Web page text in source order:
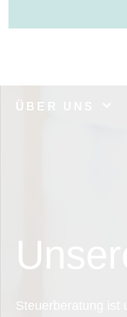
ÜBER UNS
Steuerberatung ist